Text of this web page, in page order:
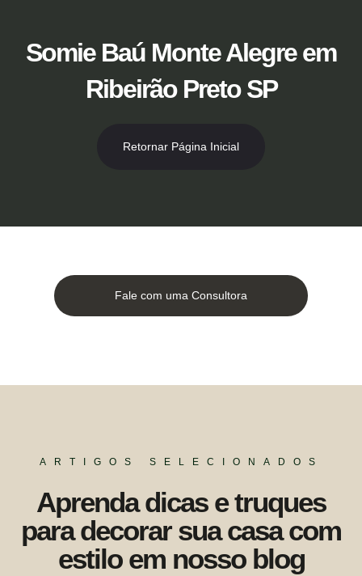
conteúdoSomie Baú Monte Alegre em
Ribeirão Preto SP
Retornar Página Inicial
Fale com uma Consultora
ARTIGOS SELECIONADOS
Aprenda dicas e truques
para decorar sua casa com
estilo em nosso blog